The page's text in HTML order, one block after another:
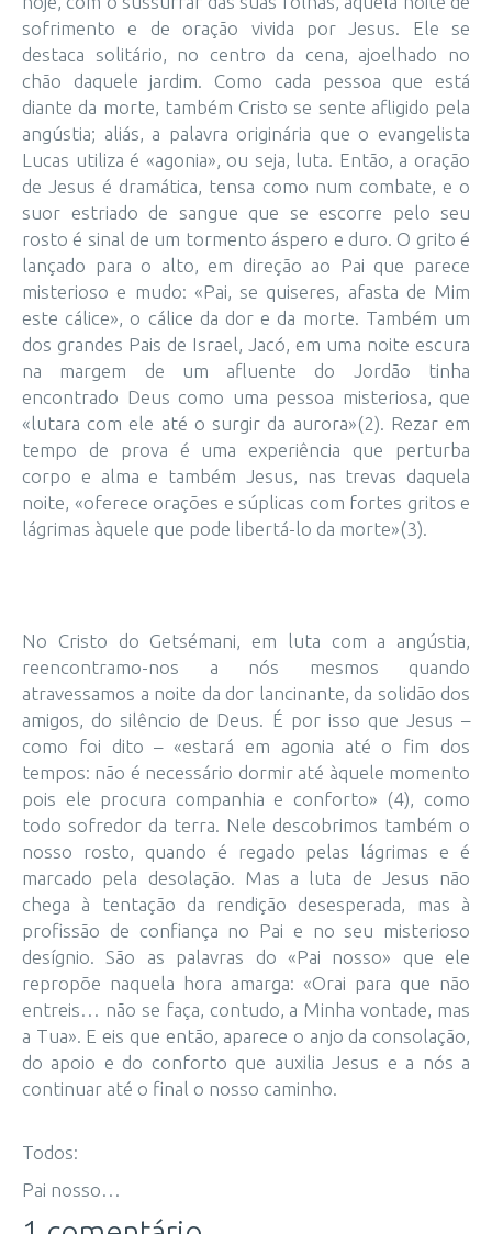
sofrimento e de oração vivida por Jesus. Ele se
destaca solitário, no centro da cena, ajoelhado no
chão daquele jardim. Como cada pessoa que está
diante da morte, também Cristo se sente afligido pela
angústia; aliás, a palavra originária que o evangelista
Lucas utiliza é «agonia», ou seja, luta. Então, a oração
de Jesus é dramática, tensa como num combate, e o
suor estriado de sangue que se escorre pelo seu
rosto é sinal de um tormento áspero e duro. O grito é
lançado para o alto, em direção ao Pai que parece
misterioso e mudo: «Pai, se quiseres, afasta de Mim
este cálice», o cálice da dor e da morte. Também um
dos grandes Pais de Israel, Jacó, em uma noite escura
na margem de um afluente do Jordão tinha
encontrado Deus como uma pessoa misteriosa, que
«lutara com ele até o surgir da aurora»(2). Rezar em
tempo de prova é uma experiência que perturba
corpo e alma e também Jesus, nas trevas daquela
noite, «oferece orações e súplicas com fortes gritos e
lágrimas àquele que pode libertá-lo da morte»(3).
No Cristo do Getsémani, em luta com a angústia,
reencontramo-nos a nós mesmos quando
atravessamos a noite da dor lancinante, da solidão dos
amigos, do silêncio de Deus. É por isso que Jesus –
como foi dito – «estará em agonia até o fim dos
tempos: não é necessário dormir até àquele momento
pois ele procura companhia e conforto» (4), como
todo sofredor da terra. Nele descobrimos também o
nosso rosto, quando é regado pelas lágrimas e é
marcado pela desolação. Mas a luta de Jesus não
chega à tentação da rendição desesperada, mas à
profissão de confiança no Pai e no seu misterioso
desígnio. São as palavras do «Pai nosso» que ele
repropõe naquela hora amarga: «Orai para que não
entreis… não se faça, contudo, a Minha vontade, mas
a Tua». E eis que então, aparece o anjo da consolação,
do apoio e do conforto que auxilia Jesus e a nós a
continuar até o final o nosso caminho.
Todos:
Pai nosso…